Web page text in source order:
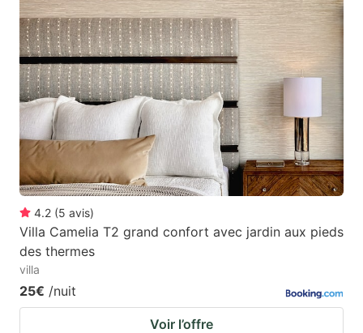
4.2 (5 avis)
Villa Camelia T2 grand confort avec jardin aux pieds
des thermes
villa
25€ /nuit
Voir l’offre